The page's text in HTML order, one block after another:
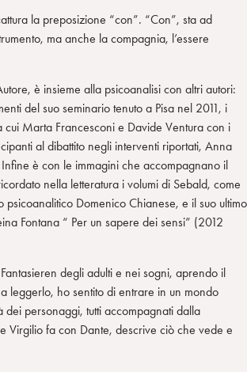
la preposizione “con”. “Con”, sta ad
ma anche la compagnia, l’essere
è insieme alla psicoanalisi con altri autori:
del suo seminario tenuto a Pisa nel 2011, i
Marta Francesconi e Davide Ventura con i
al dibattito negli interventi riportati, Anna
è con le immagini che accompagnano il
nella letteratura i volumi di Sebald, come
psicoanalitico Domenico Chianese, e il suo ultimo
Fontana “ Per un sapere dei sensi” (2012
degli adulti e nei sogni, aprendo il
leggerlo, ho sentito di entrare in un mondo
dei personaggi, tutti accompagnati dalla
Virgilio fa con Dante, descrive ciò che vede e